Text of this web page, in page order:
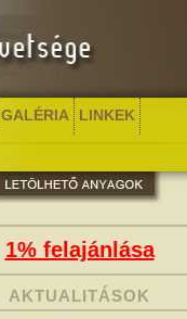
GALÉRIA LINKEK
1% felajánlása
AKTUALITÁSOK